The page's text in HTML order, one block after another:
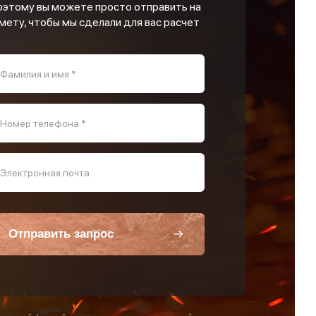
вы можете просто отправить на
чтобы мы сделали для вас расчет
Фамилия и имя *
Номер телефона *
Электронная почта
Отправить запрос